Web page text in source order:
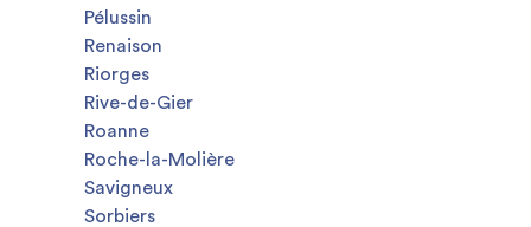
Pélussin
Renaison
Riorges
Rive-de-Gier
Roanne
Roche-la-Molière
Savigneux
Sorbiers